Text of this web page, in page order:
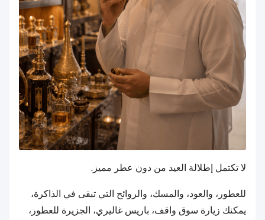
لا تكتمل إطلالة العيد من دون عطر مميز.
للعطور، والعود، والمسك، والروائح التي تبقى في الذاكرة،
يمكنك زيارة سوق واقف، باريس غاليري، الجزيرة للعطور،